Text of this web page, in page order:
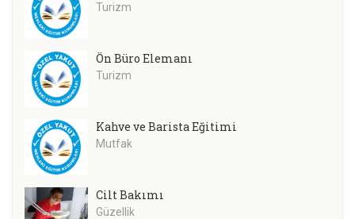
Turizm
Ön Büro Elemanı
Turizm
Kahve ve Barista Eğitimi
Mutfak
Cilt Bakımı
Güzellik